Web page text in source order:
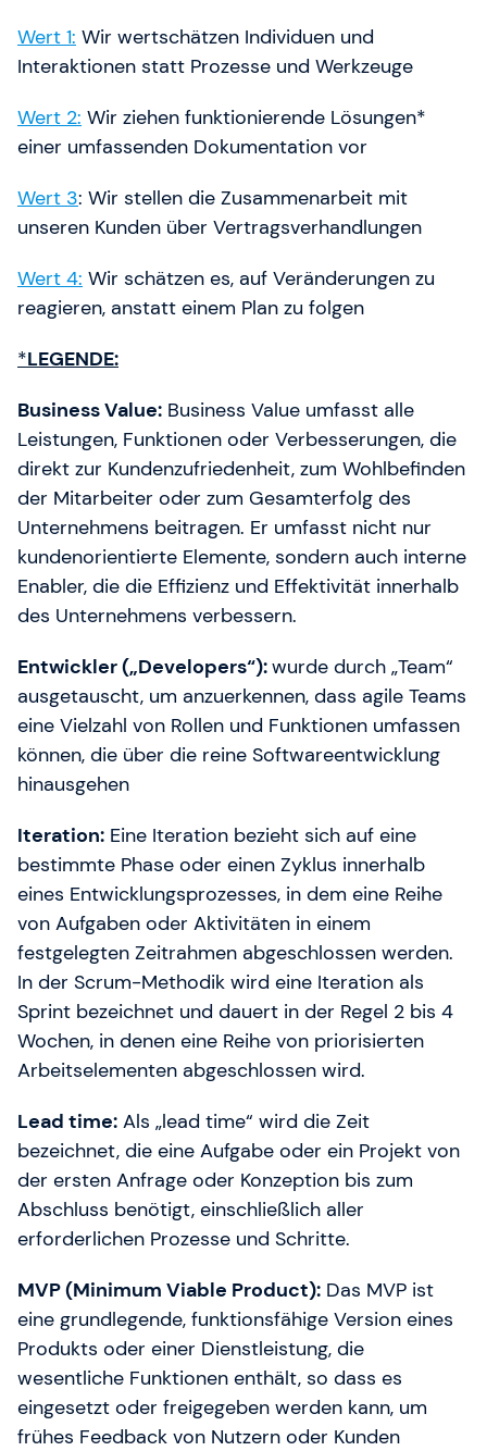
Wert 1: Wir wertschätzen Individuen und
Interaktionen statt Prozesse und Werkzeuge
Wert 2: Wir ziehen funktionierende Lösungen*
einer umfassenden Dokumentation vor
Wert 3: Wir stellen die Zusammenarbeit mit
unseren Kunden über Vertragsverhandlungen
Wert 4: Wir schätzen es, auf Veränderungen zu
reagieren, anstatt einem Plan zu folgen
*LEGENDE:
Business Value: Business Value umfasst alle
Leistungen, Funktionen oder Verbesserungen, die
direkt zur Kundenzufriedenheit, zum Wohlbefinden
der Mitarbeiter oder zum Gesamterfolg des
Unternehmens beitragen. Er umfasst nicht nur
kundenorientierte Elemente, sondern auch interne
Enabler, die die Effizienz und Effektivität innerhalb
des Unternehmens verbessern.
Entwickler („Developers“):wurde durch „Team“
ausgetauscht, um anzuerkennen, dass agile Teams
eine Vielzahl von Rollen und Funktionen umfassen
können, die über die reine Softwareentwicklung
hinausgehen
Iteration: Eine Iteration bezieht sich auf eine
bestimmte Phase oder einen Zyklus innerhalb
eines Entwicklungsprozesses, in dem eine Reihe
von Aufgaben oder Aktivitäten in einem
festgelegten Zeitrahmen abgeschlossen werden.
In der Scrum-Methodik wird eine Iteration als
Sprint bezeichnet und dauert in der Regel 2 bis 4
Wochen, in denen eine Reihe von priorisierten
Arbeitselementen abgeschlossen wird.
Lead time: Als „lead time“ wird die Zeit
bezeichnet, die eine Aufgabe oder ein Projekt von
der ersten Anfrage oder Konzeption bis zum
Abschluss benötigt, einschließlich aller
erforderlichen Prozesse und Schritte.
MVP (Minimum Viable Product): Das MVP ist
eine grundlegende, funktionsfähige Version eines
Produkts oder einer Dienstleistung, die
wesentliche Funktionen enthält, so dass es
eingesetzt oder freigegeben werden kann, um
frühes Feedback von Nutzern oder Kunden